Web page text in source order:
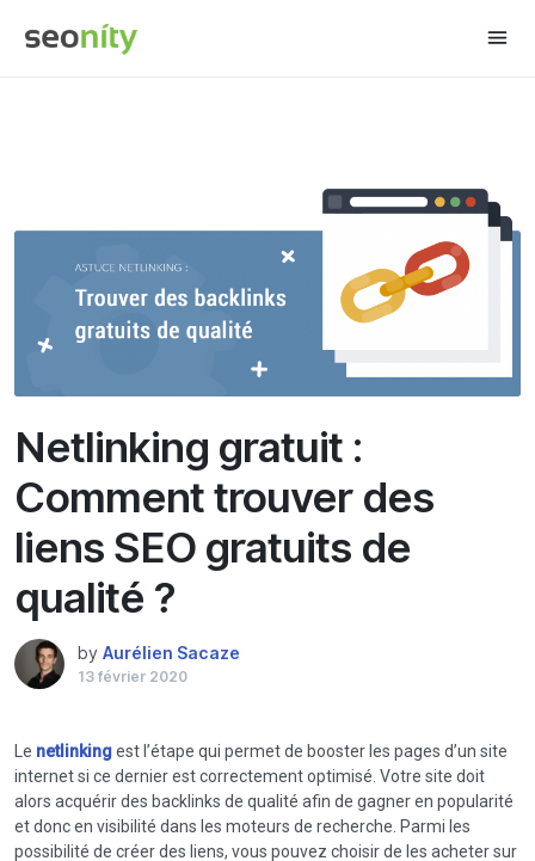
Share this:
Netlinking gratuit :
Comment trouver des
liens SEO gratuits de
qualité ?
by Aurélien Sacaze
13 février 2020
Le netlinkingest l’étape qui permet de booster les pages d’un site
internet si ce dernier est correctement optimisé. Votre site doit
alors acquérir des backlinks de qualité afin de gagner en popularité
et donc en visibilité dans les moteurs de recherche. Parmi les
possibilité de créer des liens, vous pouvez choisir de les acheter sur